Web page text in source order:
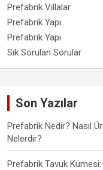
Prefabrik Villalar
Prefabrik Yapı
Prefabrik Yapı
Sık Sorulan Sorular
Son Yazılar
Prefabrik Nedir? Nasıl
Nelerdir?
Prefabrik Tavuk